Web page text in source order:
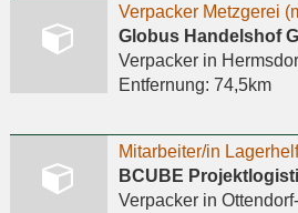
Globus Handelshof
Verpackerin
Entfernung: 74,5km
Mitarbeiter/in
BCUBE
Verpackerin